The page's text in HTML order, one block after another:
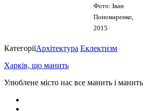
Фото: Іван
Пономаренко,
2015
КатегоріїАрхітектура Еклектизм
Харків, що манить
Улюблене місто нас все манить і манить